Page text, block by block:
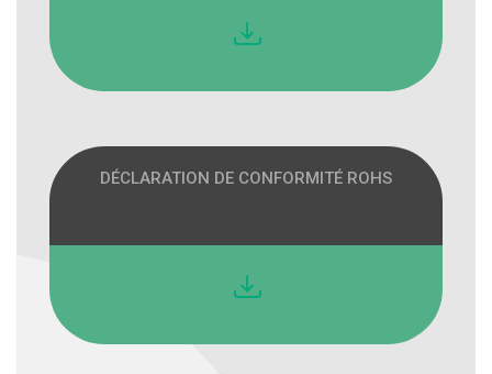
DÉCLARATION DE CONFORMITÉ ROHS